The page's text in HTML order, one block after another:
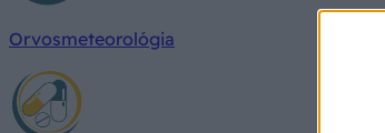
Orvosmeteorológia